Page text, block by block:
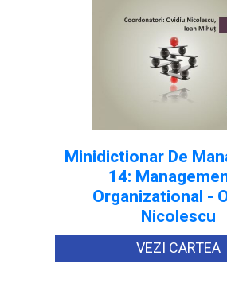
Minidictionar De
14:
Organizational -
Nicolescu
VEZI CARTEA